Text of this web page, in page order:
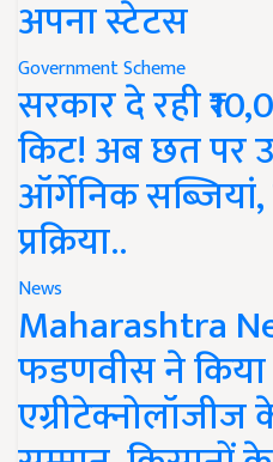
अपना स्टेटस
Government Scheme
सरकार दे रही
किट! अब छत पर
ऑर्गेनिक
प्रक्रिया..
News
Maharashtra
फडणवीस ने किया